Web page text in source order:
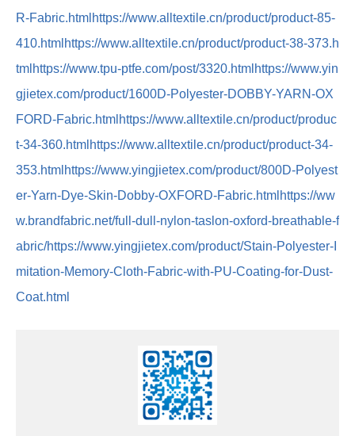
R-Fabric.html https://www.alltextile.cn/product/product-85-
410.html https://www.alltextile.cn/product/product-38-373.h
tml https://www.tpu-ptfe.com/post/3320.html https://www.yin
gjietex.com/product/1600D-Polyester-DOBBY-YARN-OX
FORD-Fabric.html https://www.alltextile.cn/product/produc
t-34-360.html https://www.alltextile.cn/product/product-34-
353.html https://www.yingjietex.com/product/800D-Polyest
er-Yarn-Dye-Skin-Dobby-OXFORD-Fabric.html https://ww
w.brandfabric.net/full-dull-nylon-taslon-oxford-breathable-f
abric/https://www.yingjietex.com/product/Stain-Polyester-I
mitation-Memory-Cloth-Fabric-with-PU-Coating-for-Dust-
Coat.html